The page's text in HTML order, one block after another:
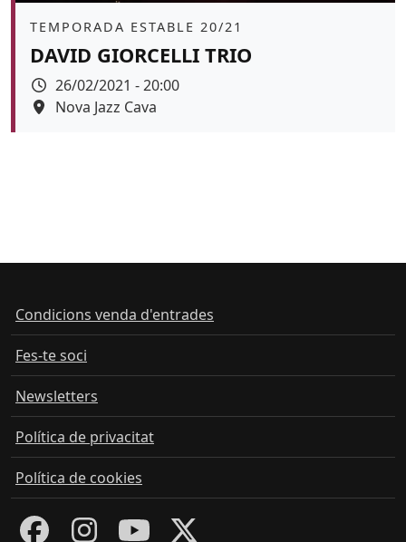
Àmbit
TEMPORADA ESTABLE 20/21
DAVID GIORCELLI TRIO
Data
26/02/2021 - 20:00
Espai
Nova Jazz Cava
Condicions venda d'entrades
Fes-te soci
Newsletters
Política de privacitat
Política de cookies